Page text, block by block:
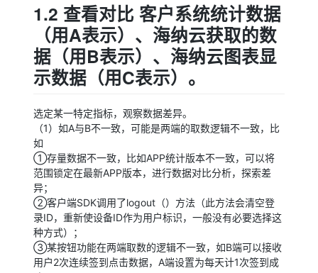
1.2 查看对比 客户系统统计数据
（用A表示）、海纳云获取的数
据（用B表示）、海纳云图表显
示数据（用C表示）。
选定某一特定指标，观察数据差异。
（1）如A与B不一致，可能是两端的取数逻辑不一致，比
如
①存量数据不一致，比如APP统计版本不一致，可以将
范围锁定在最新APP版本，进行数据对比分析，探索差
异；
②客户端SDK调用了logout（）方法（此方法会清空登
录ID，重新使设备ID作为用户标识，一般没有必要选择这
种方式）；
③某按钮功能在两端取数的逻辑不一致，如B端可以接收
用户2次连续签到点击数据，A端设置为每天计1次签到成